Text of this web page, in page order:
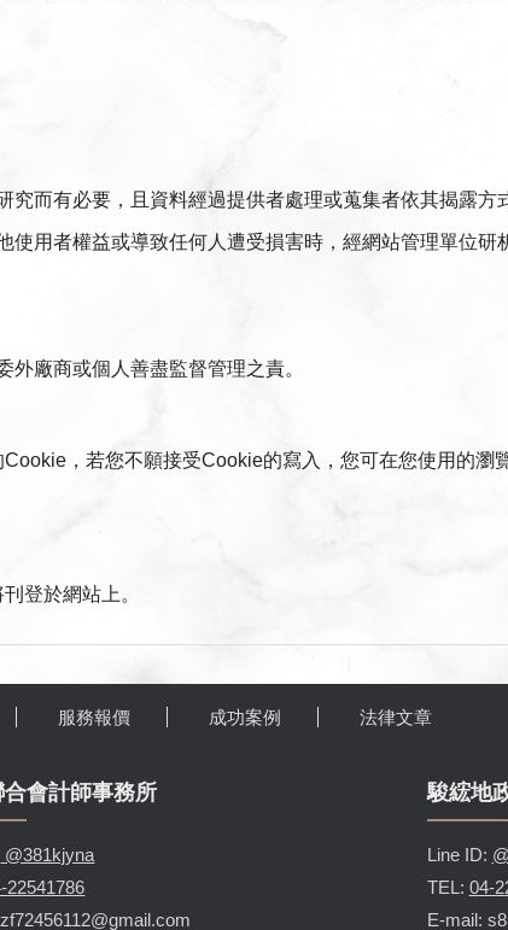
而有必要，且資料經過提供者處理或蒐集者依其揭露方
用者權益或導致任何人遭受損害時，經網站管理單位研
廠商或個人善盡監督管理之責。
，若您不願接受Cookie的寫入，您可在您使用的瀏
登於網站上。
服務報價 成功案例 法律文章
會計師事務所
@381kjyna
22541786
駿綋地
Line ID:
TEL: 04-
E-mail: